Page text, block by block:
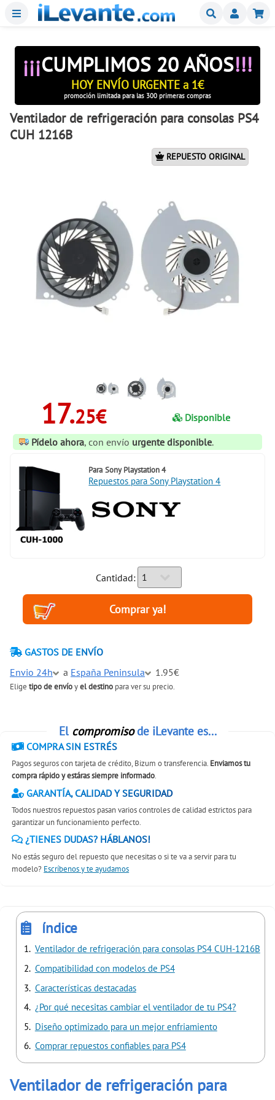
Menu Buscar
¡¡¡CUMPLIMOS 20 AÑOS!!!
HOY ENVÍO URGENTE a 1€
promoción limitada para las 300 primeras compras
Ventilador de refrigeración para consolas PS4
CUH 1216B
REPUESTO ORIGINAL
17.25€
Disponible
Pídelo ahora, con envío urgente disponible.
Para Sony Playstation 4
Repuestos para Sony Playstation 4
Cantidad:
GASTOS DE ENVÍO
Envio 24h
a España Peninsula 1.95€
Elige tipo de envíoyel destino para ver su precio.
El compromisode iLevante es...
COMPRA SIN ESTRÉS
Pagos seguros con tarjeta de crédito, Bizum o transferencia. Enviamos tu
compra rápido y estáras siempre informado.
GARANTÍA, CALIDAD Y SEGURIDAD
Todos nuestros repuestos pasan varios controles de calidad estrictos para
garantizar un funcionamiento perfecto.
¿TIENES DUDAS? HÁBLANOS!
No estás seguro del repuesto que necesitas o si te va a servir para tu
modelo? Escríbenos y te ayudamos
índice
Ventilador de refrigeración para consolas PS4 CUH-1216B
Compatibilidad con modelos de PS4
Características destacadas
¿Por qué necesitas cambiar el ventilador de tu PS4?
Diseño optimizado para un mejor enfriamiento
Comprar repuestos confiables para PS4
Ventilador de refrigeración para